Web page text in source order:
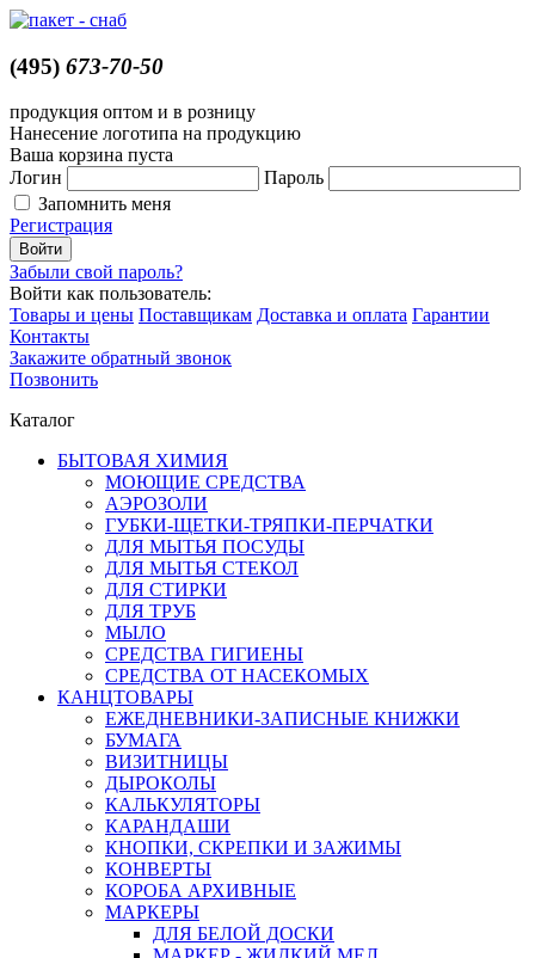
(495) 673-70-50
продукция оптом и в розницу
Нанесение логотипа на продукцию
Ваша корзина пуста
Логин
Пароль
Запомнить меня
Регистрация
Забыли свой пароль?
Войти как пользователь:
Товары и цены Поставщикам Доставка и оплата Гарантии
Контакты
Закажите обратный звонок
Позвонить
Каталог
БЫТОВАЯ ХИМИЯ
МОЮЩИЕ СРЕДСТВА
АЭРОЗОЛИ
ГУБКИ-ЩЕТКИ-ТРЯПКИ-ПЕРЧАТКИ
ДЛЯ МЫТЬЯ ПОСУДЫ
ДЛЯ МЫТЬЯ СТЕКОЛ
ДЛЯ СТИРКИ
ДЛЯ ТРУБ
МЫЛО
СРЕДСТВА ГИГИЕНЫ
СРЕДСТВА ОТ НАСЕКОМЫХ
КАНЦТОВАРЫ
ЕЖЕДНЕВНИКИ-ЗАПИСНЫЕ КНИЖКИ
БУМАГА
ВИЗИТНИЦЫ
ДЫРОКОЛЫ
КАЛЬКУЛЯТОРЫ
КАРАНДАШИ
КНОПКИ, СКРЕПКИ И ЗАЖИМЫ
КОНВЕРТЫ
КОРОБА АРХИВНЫЕ
МАРКЕРЫ
ДЛЯ БЕЛОЙ ДОСКИ